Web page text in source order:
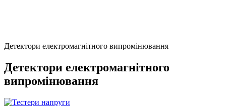
Детектори електромагнітного випромінювання
Детектори електромагнітного
випромінювання